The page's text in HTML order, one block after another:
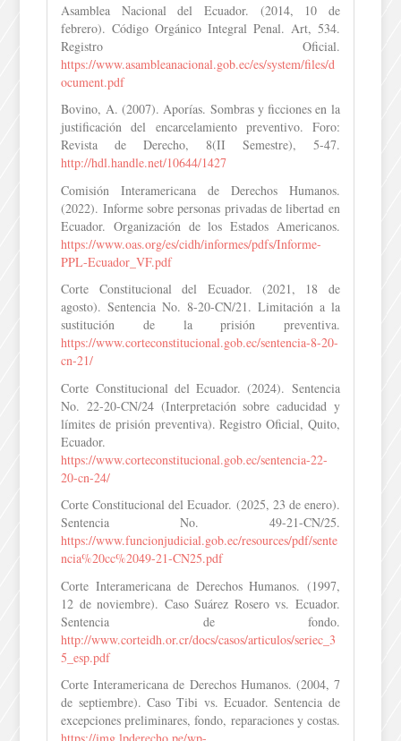
Asamblea Nacional del Ecuador. (2014, 10 de
febrero). Código Orgánico Integral Penal. Art, 534.
Registro Oficial.
https://www.asambleanacional.gob.ec/es/system/files/d
ocument.pdf
Bovino, A. (2007). Aporías. Sombras y ficciones en la
justificación del encarcelamiento preventivo. Foro:
Revista de Derecho, 8(II Semestre), 5-47.
http://hdl.handle.net/10644/1427
Comisión Interamericana de Derechos Humanos.
(2022). Informe sobre personas privadas de libertad en
Ecuador. Organización de los Estados Americanos.
https://www.oas.org/es/cidh/informes/pdfs/Informe-
PPL-Ecuador_VF.pdf
Corte Constitucional del Ecuador. (2021, 18 de
agosto). Sentencia No. 8-20-CN/21. Limitación a la
sustitución de la prisión preventiva.
https://www.corteconstitucional.gob.ec/sentencia-8-20-
cn-21/
Corte Constitucional del Ecuador. (2024). Sentencia
No. 22-20-CN/24 (Interpretación sobre caducidad y
límites de prisión preventiva). Registro Oficial, Quito,
Ecuador.
https://www.corteconstitucional.gob.ec/sentencia-22-
20-cn-24/
Corte Constitucional del Ecuador. (2025, 23 de enero).
Sentencia No. 49-21-CN/25.
https://www.funcionjudicial.gob.ec/resources/pdf/sente
ncia%20cc%2049-21-CN25.pdf
Corte Interamericana de Derechos Humanos. (1997,
12 de noviembre). Caso Suárez Rosero vs. Ecuador.
Sentencia de fondo.
http://www.corteidh.or.cr/docs/casos/articulos/seriec_3
5_esp.pdf
Corte Interamericana de Derechos Humanos. (2004, 7
de septiembre). Caso Tibi vs. Ecuador. Sentencia de
excepciones preliminares, fondo, reparaciones y costas.